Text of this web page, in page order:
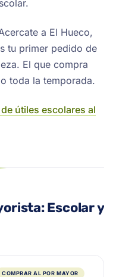
a El Hueco,
tu primer pedido de
El que compra
toda la temporada.
útiles escolares al
Escolar y
COMPRAR AL POR MAYOR